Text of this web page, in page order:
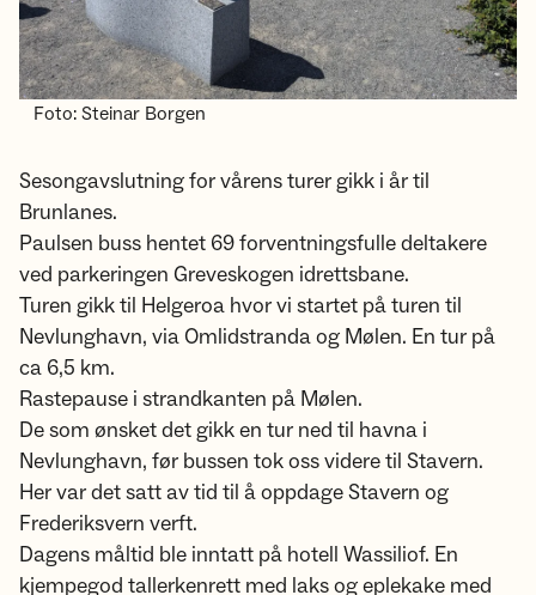
Foto: Steinar Borgen
Sesongavslutning for vårens turer gikk i år til
Brunlanes.
Paulsen buss hentet 69 forventningsfulle deltakere
ved parkeringen Greveskogen idrettsbane.
Turen gikk til Helgeroa hvor vi startet på turen til
Nevlunghavn, via Omlidstranda og Mølen. En tur på
ca 6,5 km.
Rastepause i strandkanten på Mølen.
De som ønsket det gikk en tur ned til havna i
Nevlunghavn, før bussen tok oss videre til Stavern.
Her var det satt av tid til å oppdage Stavern og
Frederiksvern verft.
Dagens måltid ble inntatt på hotell Wassiliof. En
kjempegod tallerkenrett med laks og eplekake med